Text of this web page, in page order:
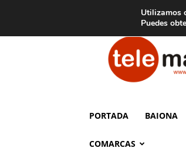
Aviso legal
PORTADA BAIONA
COMARCAS
Utilizamos
Puedes